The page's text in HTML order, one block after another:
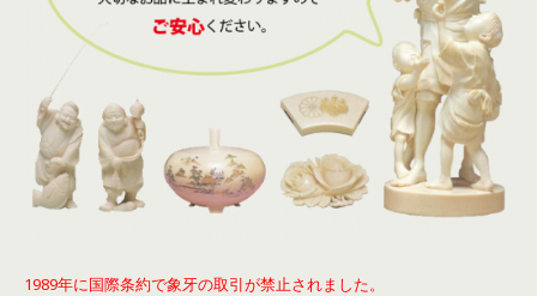
1989年に国際条約で象牙の取引が禁止されました。